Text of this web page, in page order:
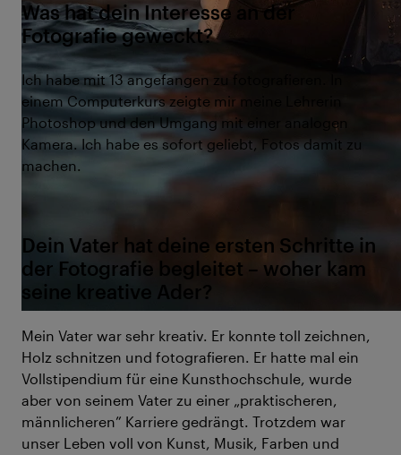
Was hat dein Interesse an der
Fotografie geweckt?
Ich habe mit 13 angefangen zu fotografieren. In
einem Computerkurs zeigte mir meine Lehrerin
Photoshop und den Umgang mit einer analogen
Kamera. Ich habe es sofort geliebt, Fotos damit zu
machen.
Dein Vater hat deine ersten Schritte in
der Fotografie begleitet – woher kam
seine kreative Ader?
Mein Vater war sehr kreativ. Er konnte toll zeichnen,
Holz schnitzen und fotografieren. Er hatte mal ein
Vollstipendium für eine Kunsthochschule, wurde
aber von seinem Vater zu einer „praktischeren,
männlicheren” Karriere gedrängt. Trotzdem war
unser Leben voll von Kunst, Musik, Farben und